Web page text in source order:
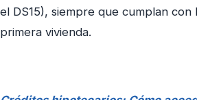
el DS15), siempre que cumplan con
primera vivienda.